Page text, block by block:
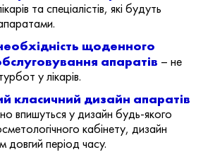
та спеціалістів, які будуть
щоденного
апаратів – не
у лікарів.
класичний дизайн апаратів
впишуться у дизайн будь-якого
кабінету, дизайн
довгий період часу.